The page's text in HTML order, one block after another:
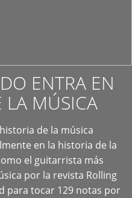
ENTRA EN
LA MÚSICA
de la música
en la historia de la
el guitarrista más
por la revista Rolling
para tocar 129 notas por